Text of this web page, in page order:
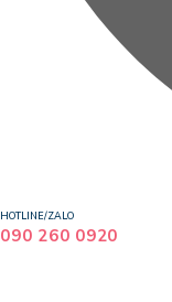
HOTLINE/ZALO
090 260 0920